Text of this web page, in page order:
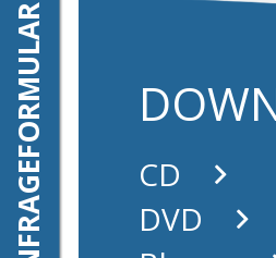
ANFRAGEFORMULAR
CD
DVD